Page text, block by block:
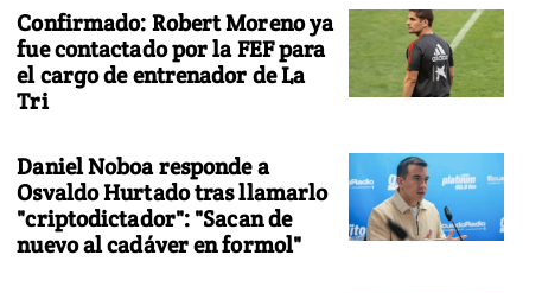
Confirmado: Robert Moreno ya
fue contactado por la FEF para
el cargo de entrenador de La
Tri
Daniel Noboa responde a
Osvaldo Hurtado tras llamarlo
"criptodictador": "Sacan de
nuevo al cadáver en formol"